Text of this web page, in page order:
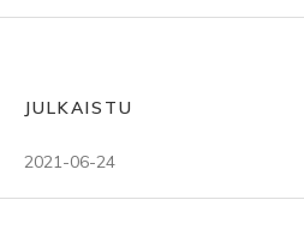
JULKAISTU
2021-06-24